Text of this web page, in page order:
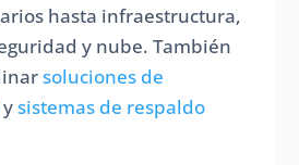
hasta infraestructura,
y nube. También
soluciones de
ysistemas de respaldo